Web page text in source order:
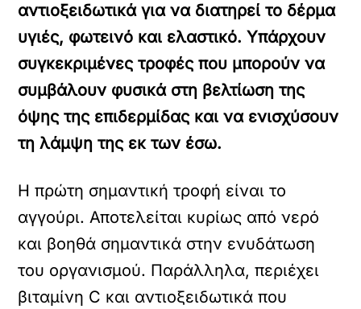
αντιοξειδωτικά για να διατηρεί το δέρμα
υγιές, φωτεινό και ελαστικό. Υπάρχουν
συγκεκριμένες τροφές που μπορούν να
συμβάλουν φυσικά στη βελτίωση της
όψης της επιδερμίδας και να ενισχύσουν
τη λάμψη της εκ των έσω.
Η πρώτη σημαντική τροφή είναι το
αγγούρι. Αποτελείται κυρίως από νερό
και βοηθά σημαντικά στην ενυδάτωση
του οργανισμού. Παράλληλα, περιέχει
βιταμίνη C και αντιοξειδωτικά που